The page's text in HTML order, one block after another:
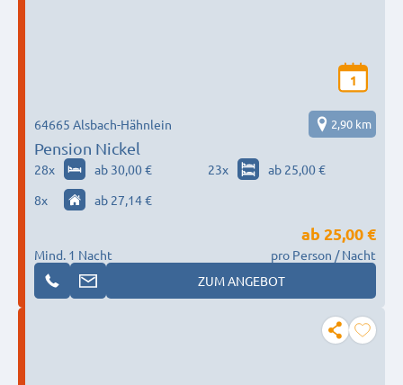
1
Pension Nickel
64665 Alsbach-Hähnlein 2,90 km
28x ab 30,00 € 23x
ab 25,00 €
8x ab 27,14 €
Mind. 1 Nacht
ab 25,00 €
pro Person / Nacht
ZUM ANGEBOT